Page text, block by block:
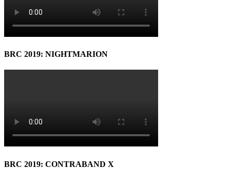
BRC 2019: NIGHTMARION
BRC 2019: CONTRABAND X